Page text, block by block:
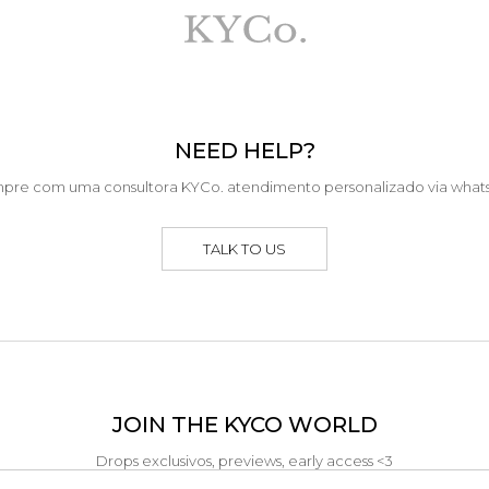
NEED HELP?
com uma consultora KYCo. atendimento personalizado via
TALK TO US
JOIN THE KYCO WORLD
Drops exclusivos, previews, early access <3